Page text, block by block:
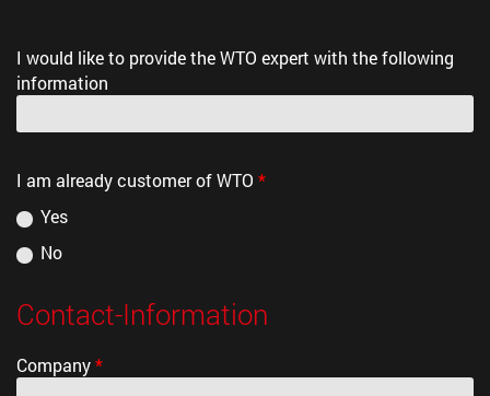
QuickFlex®powRgrip®collet chuck adapter
powRgrip clamping unit (PGU/PGC) (automatic
I would like to provide the WTO expert with the following
information
I am already customer of WTO *
Yes
No
Contact-Information
Company*